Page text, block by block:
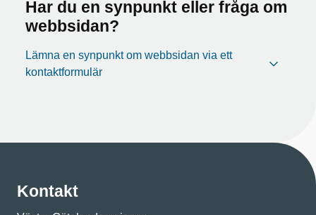
Har du en synpunkt eller fråga om
webbsidan?
Lämna en synpunkt om webbsidan via ett
kontaktformulär
Kontakt